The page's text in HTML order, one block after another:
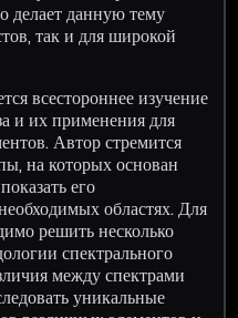
делает данную тему
так и для широкой
всестороннее изучение
и их применения для
Автор стремится
на которых основан
его
областях. Для
решить несколько
спектрального
между спектрами
уникальные